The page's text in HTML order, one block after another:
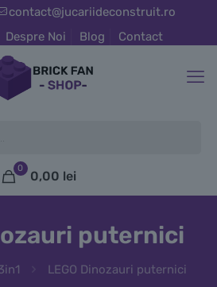
contact@jucariideconstruit.ro
Despre Noi Blog Contact
0
0,00 lei
puternici
LEGO Dinozauri puternici